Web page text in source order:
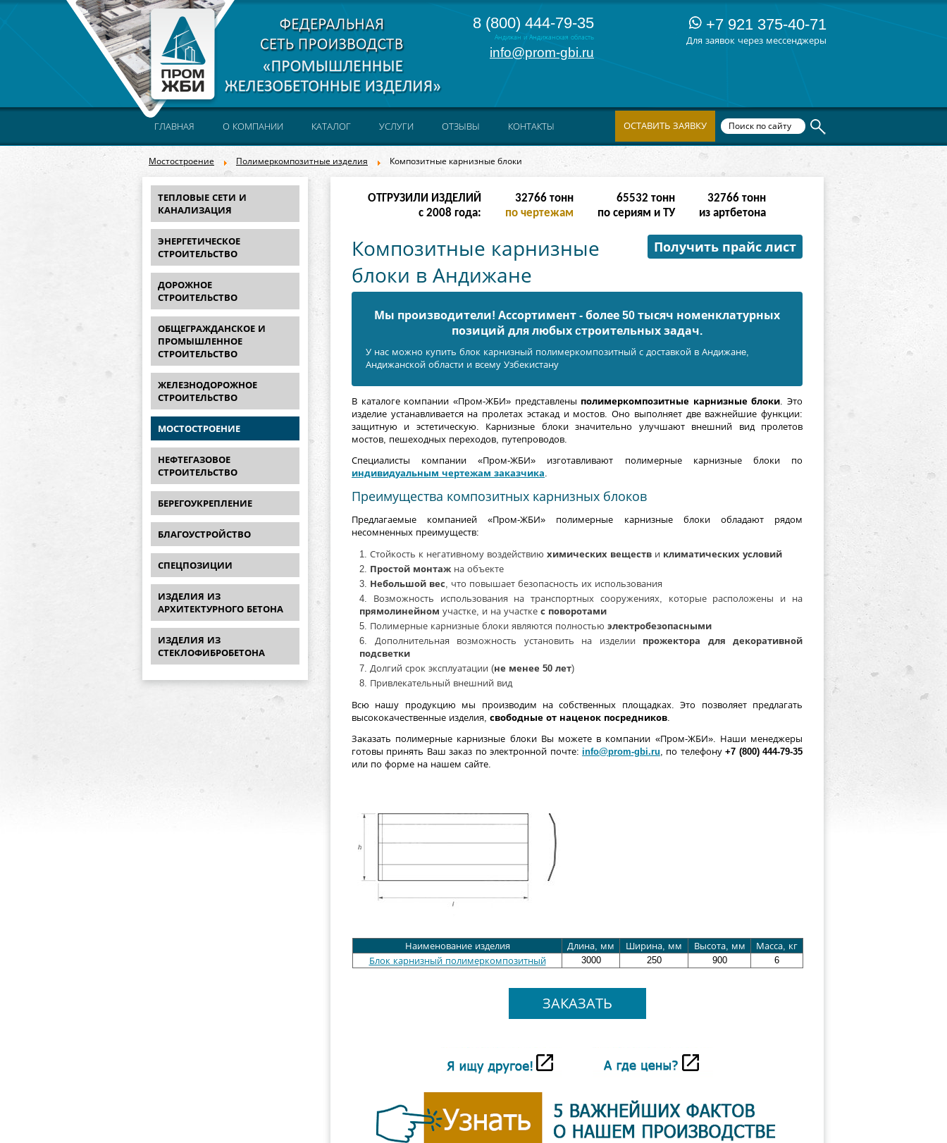
8 (800) 444-79-35
Андижан и Андижанская область
info@prom-gbi.ru
+7 921 375-40-71
Для заявок через мессенджеры
Мостостроение Полимеркомпозитные изделия Композитные карнизные блоки
ГЛАВНАЯ О КОМПАНИИ КАТАЛОГ УСЛУГИ ОТЗЫВЫ КОНТАКТЫ ОСТАВИТЬ ЗАЯВКУ
ТЕПЛОВЫЕ СЕТИ И
КАНАЛИЗАЦИЯ
ЭНЕРГЕТИЧЕСКОЕ
СТРОИТЕЛЬСТВО
ДОРОЖНОЕ
СТРОИТЕЛЬСТВО
ОБЩЕГРАЖДАНСКОЕ И
ПРОМЫШЛЕННОЕ
СТРОИТЕЛЬСТВО
ЖЕЛЕЗНОДОРОЖНОЕ
СТРОИТЕЛЬСТВО
МОСТОСТРОЕНИЕ
НЕФТЕГАЗОВОЕ
СТРОИТЕЛЬСТВО
БЕРЕГОУКРЕПЛЕНИЕ
БЛАГОУСТРОЙСТВО
СПЕЦПОЗИЦИИ
ИЗДЕЛИЯ ИЗ
АРХИТЕКТУРНОГО БЕТОНА
ИЗДЕЛИЯ ИЗ
СТЕКЛОФИБРОБЕТОНА
ОТГРУЗИЛИ ИЗДЕЛИЙ
с 2008 года:
262142тонн
по чертежам
238342 тонн
по сериям и ТУ
262142тонн
из артбетона
Получить прайс лист
Композитные карнизные
блоки в Андижане
Мы производители! Ассортимент - более 50 тысяч номенклатурных
позиций для любых cтроительных задач.
У нас можно купить блок карнизный полимеркомпозитный с доставкой в Андижанe,
Андижанской области и всему Узбекистану
В каталоге компании «Пром-ЖБИ» представлены полимеркомпозитные карнизные блоки. Это
изделие устанавливается на пролетах эстакад и мостов. Оно выполняет две важнейшие функции:
защитную и эстетическую. Карнизные блоки значительно улучшают внешний вид пролетов
мостов, пешеходных переходов, путепроводов.
Специалисты компании «Пром-ЖБИ» изготавливают полимерные карнизные блоки по
индивидуальным чертежам заказчика.
Преимущества композитных карнизных блоков
Предлагаемые компанией «Пром-ЖБИ» полимерные карнизные блоки обладают рядом
несомненных преимуществ:
Стойкость к негативному воздействию химических веществ и климатических условий
Простой монтаж на объекте
Небольшой вес, что повышает безопасность их использования
Возможность использования на транспортных сооружениях, которые расположены и на
прямолинейном участке, и на участке с поворотами
Полимерные карнизные блоки являются полностью электробезопасными
Дополнительная возможность установить на изделии прожектора для декоративной
подсветки
Долгий срок эксплуатации (не менее 50 лет)
Привлекательный внешний вид
Всю нашу продукцию мы производим на собственных площадках. Это позволяет предлагать
высококачественные изделия, свободные от наценок посредников.
Заказать полимерные карнизные блоки Вы можете в компании «Пром-ЖБИ». Наши менеджеры
готовы принять Ваш заказ по электронной почте: info@prom-gbi.ru, по телефону+7 (800) 444-79-35
или по форме на нашем сайте.
Наименование изделия Длина, мм Ширина, мм Высота, мм
Масса, кг
Блок карнизный полимеркомпозитный
3000 250 900 6
ЗАКАЗАТЬ